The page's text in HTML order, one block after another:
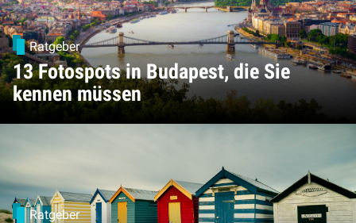
Ratgeber
13 Fotospots in Budapest, die Sie
kennen müssen
Ratgeber